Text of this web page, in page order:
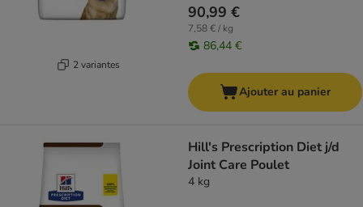
2 variantes
90,99 €
7,58 € / kg
86,44 €
Ajouter au panier
Hill's Prescription Diet j/d
Joint Care Poulet
4 kg